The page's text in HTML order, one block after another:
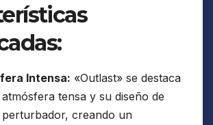
Intensa: «Outlast» se destaca
tensa y su diseño de
perturbador, creando un